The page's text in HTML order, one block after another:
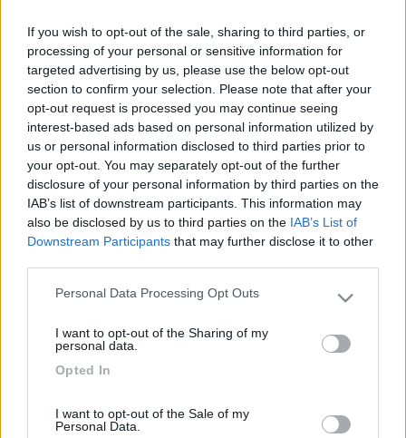
If you wish to opt-out of the sale, sharing to third parties, or
processing of your personal or sensitive information for
targeted advertising by us, please use the below opt-out
section to confirm your selection. Please note that after your
opt-out request is processed you may continue seeing
interest-based ads based on personal information utilized by
us or personal information disclosed to third parties prior to
your opt-out. You may separately opt-out of the further
disclosure of your personal information by third parties on the
IAB’s list of downstream participants. This information may
also be disclosed by us to third parties on the IAB’s List of
Downstream Participants that may further disclose it to other
Please note that this website/app uses one or more Google
not limited to your visit or usage behaviour. You may click to
use your data for below specified purposes in below Google
Personal Data Processing Opt Outs
I want to opt-out of the Sharing of my
personal data.
Opted In
I want to opt-out of the Sale of my
Personal Data.
621
Inserito il 25/06/2006 alle: 11:53:15
Io l'ho trovata alla reception di un campeggio. E'possibile anche
negli autogrill o in libreria, ma non so. Per i gettoni, credo siano
in vendita presso alcuni esercizi e dovrebbe essere scritto su
qualche cartello. Comunque chiedi ai camperisti che ci trovi. In
Normandia, dove probabilmente andrò dal 9 luglio, ci sono
centinaia di aree attrezzate, gratuite o a poco prezzo. Ma
anche i campeggi sono molto abbordabili, a meno che non vai
in un 4 stelle (che comunque costa la metà di quelli nostrani).
Volevo poi dirti una cosa con simpatia: ti vedo un po'
quello che ti serve. Mi vengono in mente le mie paure agli inizi
quando preparavo tutto con meticolosità, tipo Verdone nel
famoso film, invece poi è tutto più facile ed è anche più bello.
Tieni presente che sei in ferie e, almeno io, gasatissimo, quindi
insormontabili, ti sembreranno sciocchezze, perchè le
affronterai con un altro spirito. Un altra cosa: non spendere